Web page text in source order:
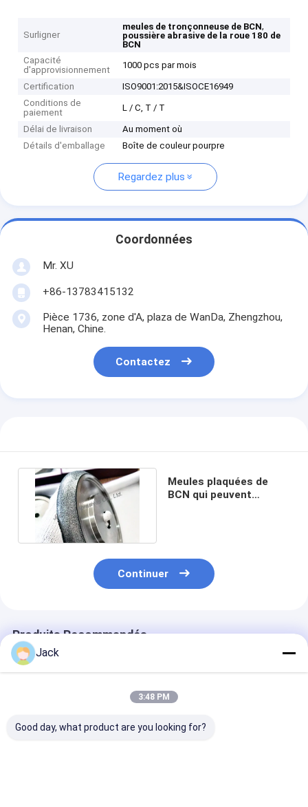
Surligner
meules de tronçonneuse de BCN,
poussière abrasive de la roue 180 de
BCN
Capacité
d'approvisionnement
1000 pcs par mois
Certification
ISO9001:2015&ISOCE16949
Conditions de
paiement
L / C, T / T
Délai de livraison
Au moment où
Détails d'emballage
Boîte de couleur pourpre
Regardez plus
Coordonnées
Mr. XU
+86-13783415132
Pièce 1736, zone d'A, plaza de WanDa, Zhengzhou,
Henan, Chine.
Contactez
Meules plaquées de
BCN qui peuvent
Continuer
Produits Recommandés
Jack
3:48 PM
Good day, what product are you looking for?